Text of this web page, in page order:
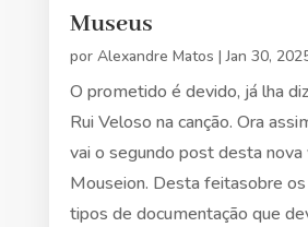
Museus
por Alexandre Matos |Jan 30,
O prometido é devido, já lha
Rui Veloso na canção. Ora
vai o segundo post desta nova
Mouseion. Desta feitasobre
tipos de documentação que